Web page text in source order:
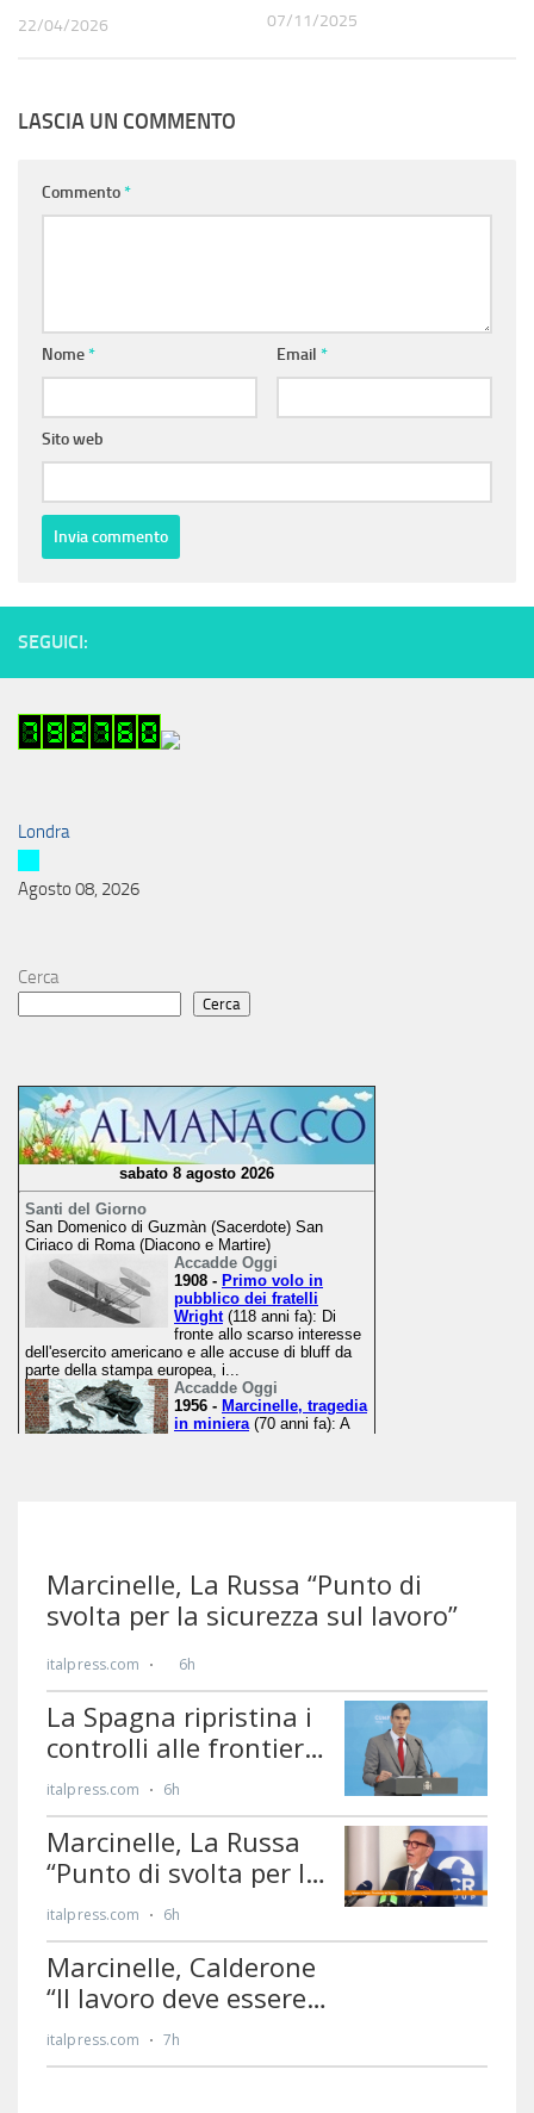
22/04/2026 07/11/2025
LASCIA UN COMMENTO
Commento*
Nome* Email *
Sito web
SEGUICI:
Londra
Agosto 08, 2026
Cerca
Cerca